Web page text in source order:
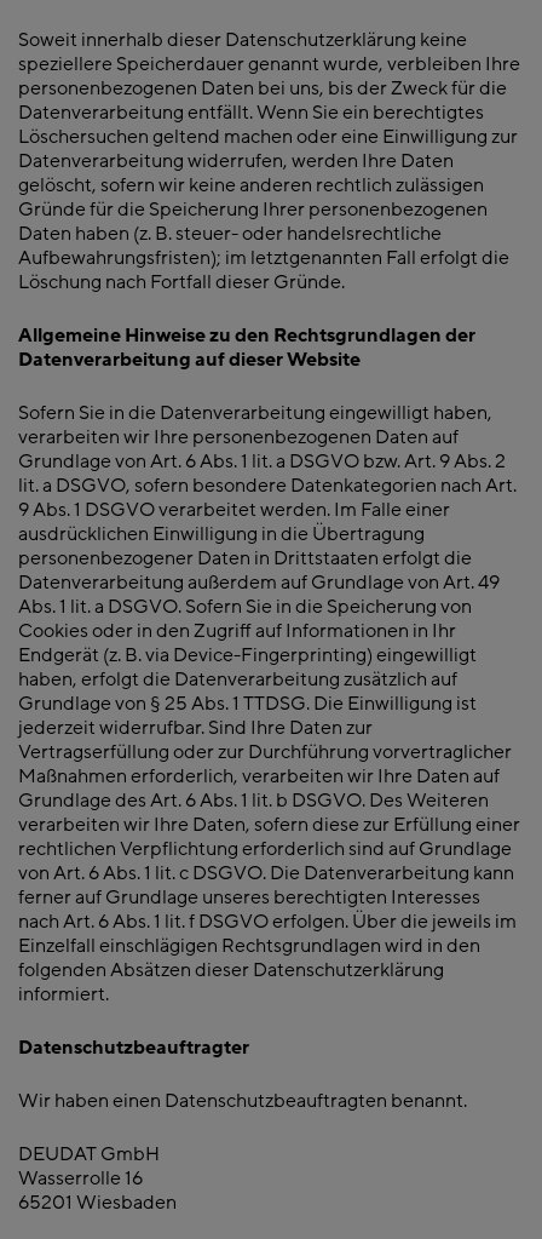
Soweit innerhalb dieser Datenschutzerklärung keine
speziellere Speicherdauer genannt wurde, verbleiben Ihre
personenbezogenen Daten bei uns, bis der Zweck für die
Datenverarbeitung entfällt. Wenn Sie ein berechtigtes
Löschersuchen geltend machen oder eine Einwilligung zur
Datenverarbeitung widerrufen, werden Ihre Daten
gelöscht, sofern wir keine anderen rechtlich zulässigen
Gründe für die Speicherung Ihrer personenbezogenen
Daten haben (z. B. steuer- oder handelsrechtliche
Aufbewahrungsfristen); im letztgenannten Fall erfolgt die
Löschung nach Fortfall dieser Gründe.
Allgemeine Hinweise zu den Rechtsgrundlagen der
Datenverarbeitung auf dieser Website
Sofern Sie in die Datenverarbeitung eingewilligt haben,
verarbeiten wir Ihre personenbezogenen Daten auf
Grundlage von Art. 6 Abs. 1 lit. a DSGVO bzw. Art. 9 Abs. 2
lit. a DSGVO, sofern besondere Datenkategorien nach Art.
9 Abs. 1 DSGVO verarbeitet werden. Im Falle einer
ausdrücklichen Einwilligung in die Übertragung
personenbezogener Daten in Drittstaaten erfolgt die
Datenverarbeitung außerdem auf Grundlage von Art. 49
Abs. 1 lit. a DSGVO. Sofern Sie in die Speicherung von
Cookies oder in den Zugriff auf Informationen in Ihr
Endgerät (z. B. via Device-Fingerprinting) eingewilligt
haben, erfolgt die Datenverarbeitung zusätzlich auf
Grundlage von § 25 Abs. 1 TTDSG. Die Einwilligung ist
jederzeit widerrufbar. Sind Ihre Daten zur
Vertragserfüllung oder zur Durchführung vorvertraglicher
Maßnahmen erforderlich, verarbeiten wir Ihre Daten auf
Grundlage des Art. 6 Abs. 1 lit. b DSGVO. Des Weiteren
verarbeiten wir Ihre Daten, sofern diese zur Erfüllung einer
rechtlichen Verpflichtung erforderlich sind auf Grundlage
von Art. 6 Abs. 1 lit. c DSGVO. Die Datenverarbeitung kann
ferner auf Grundlage unseres berechtigten Interesses
nach Art. 6 Abs. 1 lit. f DSGVO erfolgen. Über die jeweils im
Einzelfall einschlägigen Rechtsgrundlagen wird in den
folgenden Absätzen dieser Datenschutzerklärung
informiert.
Datenschutzbeauftragter
Wir haben einen Datenschutzbeauftragten benannt.
DEUDAT GmbH
Wasserrolle 16
65201 Wiesbaden